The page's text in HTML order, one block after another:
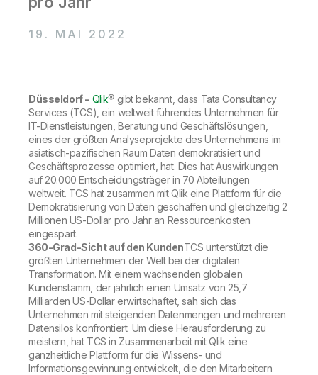
Onboarding
Presse
Qlik
19. MAI 2022
Düsseldorf - Qlik® gibt bekannt, dass Tata Consultancy
Services (TCS), ein weltweit führendes Unternehmen für
IT-Dienstleistungen, Beratung und Geschäftslösungen,
eines der größten Analyseprojekte des Unternehmens im
asiatisch-pazifischen Raum Daten demokratisiert und
Geschäftsprozesse optimiert, hat. Dies hat Auswirkungen
auf 20.000 Entscheidungsträger in 70 Abteilungen
weltweit. TCS hat zusammen mit Qlik eine Plattform für die
Demokratisierung von Daten geschaffen und gleichzeitig 2
Millionen US-Dollar pro Jahr an Ressourcenkosten
eingespart.
360-Grad-Sicht auf den KundenTCS unterstützt die
größten Unternehmen der Welt bei der digitalen
Transformation. Mit einem wachsenden globalen
Kundenstamm, der jährlich einen Umsatz von 25,7
Milliarden US-Dollar erwirtschaftet, sah sich das
Unternehmen mit steigenden Datenmengen und mehreren
Datensilos konfrontiert. Um diese Herausforderung zu
meistern, hat TCS in Zusammenarbeit mit Qlik eine
ganzheitliche Plattform für die Wissens- und
Informationsgewinnung entwickelt, die den Mitarbeitern